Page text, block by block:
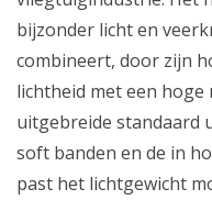
bijzonder licht en
combineert, door zijn
lichtheid met een hoge
uitgebreide standaard
soft banden en de in
past het lichtgewicht